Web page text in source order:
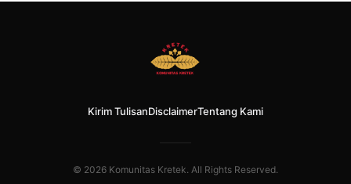
Kirim TulisanDisclaimerTentang Kami
© 2026 Komunitas Kretek. All Rights Reserved.